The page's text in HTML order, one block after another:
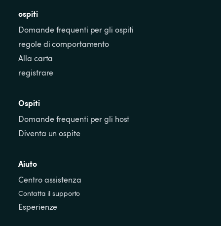
ospiti
Domande frequenti per gli ospiti
regole di comportamento
Alla carta
registrare
Ospiti
Domande frequenti per gli host
Diventa un ospite
Aiuto
Centro assistenza
Contatta il supporto
Esperienze